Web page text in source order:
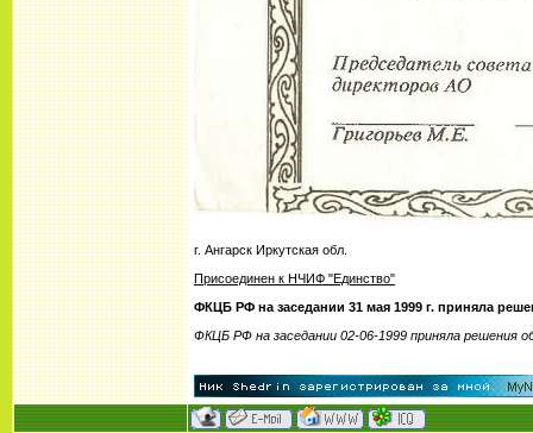
г. Ангарск Иркутская обл.
Присоединен к НЧИФ "Единство"
ФКЦБ РФ на заседании 31 мая 1999 г. приняла
ФКЦБ РФ на заседании 02-06-1999 приняла решения